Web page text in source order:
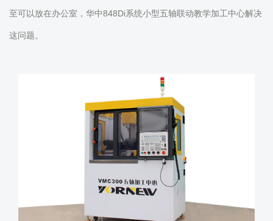
至可以放在办公室，华中848Di系统小型五轴联动教学加工中心解决
这问题。